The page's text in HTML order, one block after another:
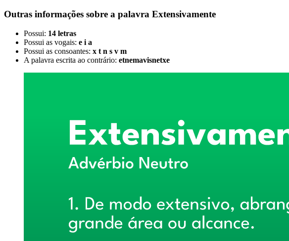
Outras informações sobre a palavra Extensivamente
Possui: 14 letras
Possui as vogais: e i a
Possui as consoantes: x t n s v m
A palavra escrita ao contrário: etnemavisnetxe